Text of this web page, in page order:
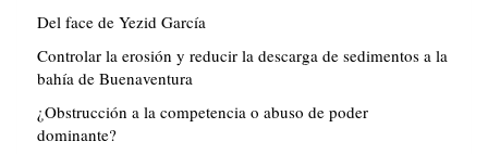
Del face de Yezid García
Controlar la erosión y reducir la descarga de sedimentos a la
bahía de Buenaventura
¿Obstrucción a la competencia o abuso de poder
dominante?